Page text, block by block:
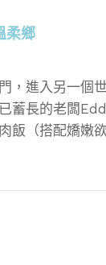
柔鄉
，進入另一個
蓄長的老闆
飯（搭配嬌嫩
難以戒脫的泥煤